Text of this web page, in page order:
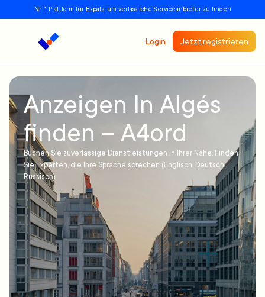
Nr. 1 Plattform für Expats, um verlässliche Serviceanbieter zu finden
Login Jetzt registrieren
Anzeigen In Algés
finden – A4ord
Buchen Sie zuverlässige Dienstleistungen in Ihrer Nähe. Finden
Sie Experten, die Ihre Sprache sprechen (Englisch, Deutsch,
Russisch)